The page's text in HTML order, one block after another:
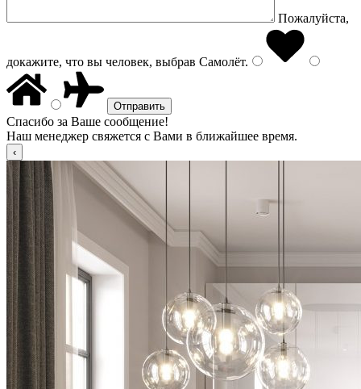
Пожалуйста,
докажите, что вы человек, выбрав Самолёт.
Спасибо за Ваше сообщение!
Наш менеджер свяжется с Вами в ближайшее время.